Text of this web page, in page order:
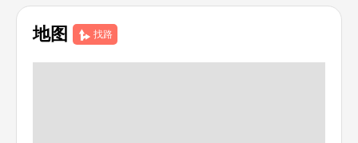
地图 找路